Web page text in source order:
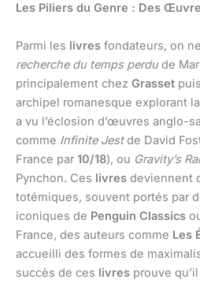
Les Piliers du Genre : Des
Parmi les livres fondateurs, on
recherche du temps perdude
principalement chez Grasset puis
archipel romanesque explorant
a vu l’éclosion d’œuvres anglo-
comme Infinite Jestde David
France par 10/18), ou Gravity’s
Pynchon. Ces livres deviennent
totémiques, souvent portés par
iconiques de Penguin Classics
France, des auteurs comme Les
accueilli des formes de
succès de ces livres prouve